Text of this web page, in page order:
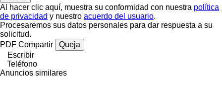
Al hacer clic aquí, muestra su conformidad con nuestra política
de privacidad y nuestro acuerdo del usuario.
Procesaremos sus datos personales para dar respuesta a su
solicitud.
PDF Compartir
Queja
Escribir
Teléfono
Anuncios similares